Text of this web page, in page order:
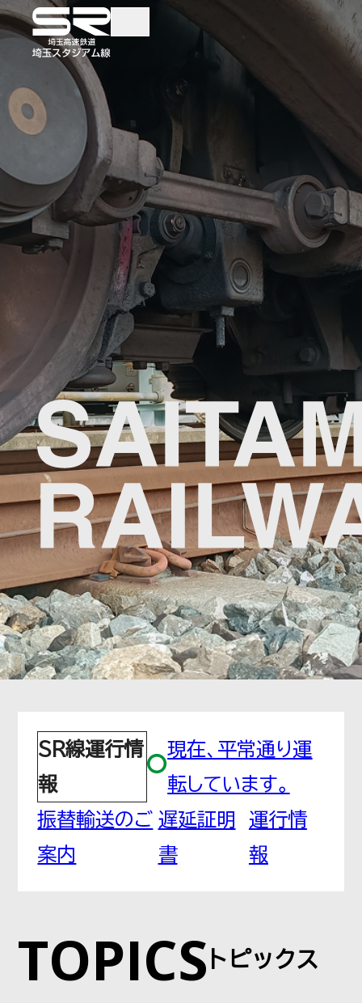
TOP
TRAINS AND
電車・きっぷ
時刻表検索
各駅案内
浦和美園
うらわみその
東川口
ひがしかわぐち
戸塚安行
とづかあんぎょう
新井宿
はとがや
南鳩ヶ谷
川口元郷
SR線運行情
報
現在、平常通り運
転しています。
振替輸送のご
案内
遅延証明
書
運行情
報
TOPICS トピックス